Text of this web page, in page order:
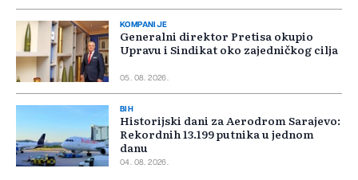
KOMPANIJE
Generalni direktor Pretisa okupio
Upravu i Sindikat oko zajedničkog cilja
05. 08. 2026.
BIH
Historijski dani za Aerodrom Sarajevo:
Rekordnih 13.199 putnika u jednom
danu
04. 08. 2026.